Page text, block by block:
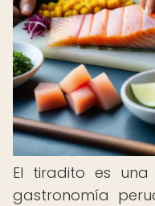
El tiradito es
gastronomía